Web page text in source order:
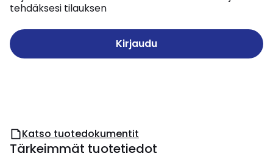
tehdäksesi tilauksen
Kirjaudu
Katso tuotedokumentit
Tärkeimmät tuotetiedot